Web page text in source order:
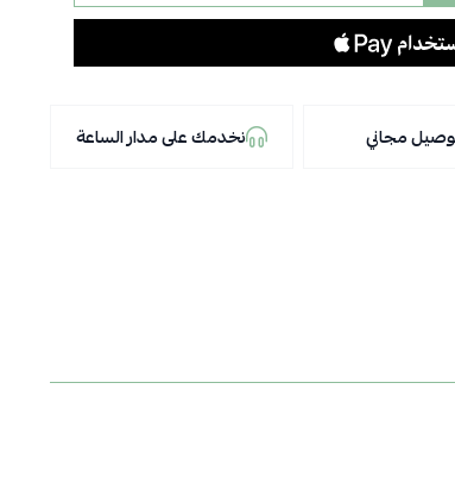
مجاني نخدمك على مدار الساعة